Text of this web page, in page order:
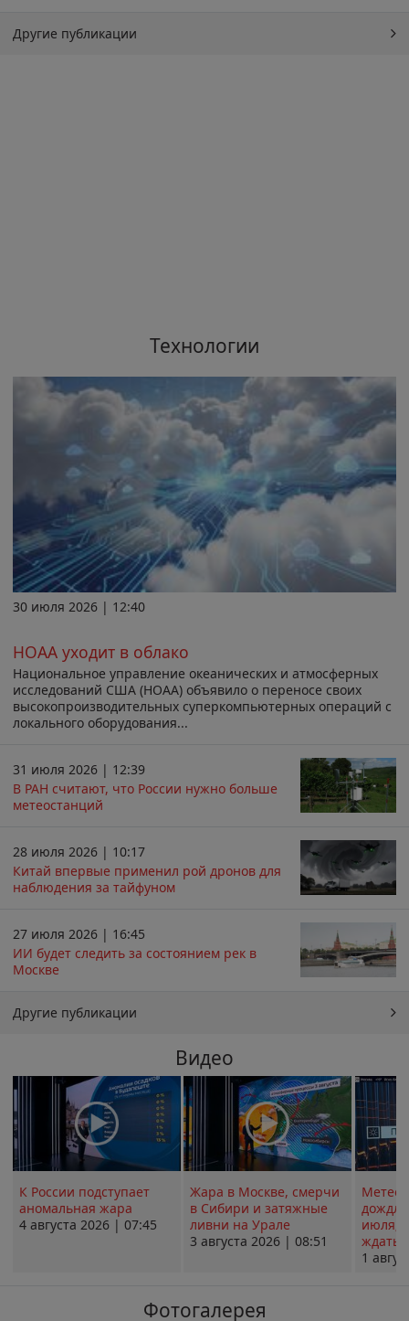
Другие публикации
Технологии
30 июля 2026 | 12:40
НОАА уходит в облако
Национальное управление океанических и атмосферных
исследований США (НОАА) объявило о переносе своих
высокопроизводительных суперкомпьютерных операций с
локального оборудования...
31 июля 2026 | 12:39
В РАН считают, что России нужно больше
метеостанций
28 июля 2026 | 10:17
Китай впервые применил рой дронов для
наблюдения за тайфуном
27 июля 2026 | 16:45
ИИ будет следить за состоянием рек в
Москве
Другие публикации
Видео
К России подступает
аномальная жара
4 августа 2026 | 07:45
Жара в Москве, смерчи
в Сибири и затяжные
ливни на Урале
3 августа 2026 | 08:51
июля;
ждать
1
Фотогалерея